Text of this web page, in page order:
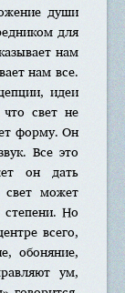
души
для
нам
нам все.
идеи
свет не
форму. Он
Все это
он дать
свет может
Но
всего,
обоняние,
ум,